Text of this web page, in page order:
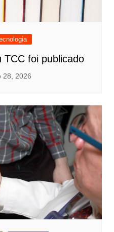
TCC foi publicado
28, 2026